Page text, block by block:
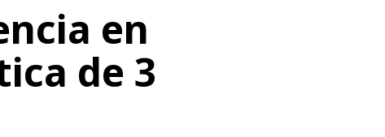
en
de 3